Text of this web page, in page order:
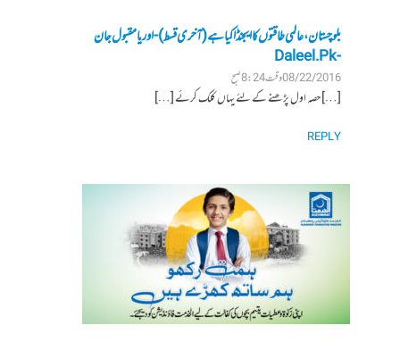
بلوچستان، عالمی طاقتوں کا ایجنڈا کیا ہے (آخری قسط)-اوریا مقبول جان
- Daleel.Pk
08/22/2016 وقت 8:24 صبح
[…] حصہ اول پڑھنے کے لئے یہاں کلک کرئے […]
REPLY